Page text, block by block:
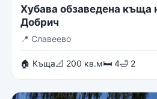
Хубава обзаведена къща
Добрич
📍 Славеево
🏠 Къща📐 200 кв.м🛏 4🛁 2